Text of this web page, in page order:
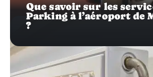
Que savoir sur les
Parking à l’aéroport de
?